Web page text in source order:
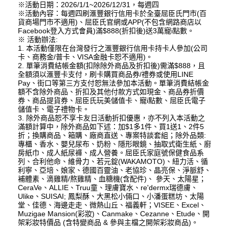
※活動日期：2026/1/1~2026/12/31，每週四
※活動內容：每週四刷滙豐銀行信用卡於全臺屈臣氏門市(百
貨商場門市不適用)、屈臣氏官網或APP(不包含網路商店以
Facebook登入方式會員)滿$888(折扣後)送3萬寵i點數。
※ 活動辦法:
1. 本活動僅限在台灣發行之滙豐銀行信用卡持卡人參加(公司
卡、商務金/普卡、VISA金融卡恕不適用)。
2. 單筆消費結帳金額(扣除除外商品及折扣後)需滿$888，且
全額須以滙豐卡支付，刷卡購買商品券/禮券或使用LINE
Pay、街口等第三方支付恕無法參加本活動。單筆消費結帳金
額不含除外商品、折扣及其他付款方式如現金、商品券折價
券、商品提貨券、屈臣氏玩美儲值卡、寵i點數、屈臣氏電子
儲值卡、電子禮物卡。
3. 除外商品恕不享卡友日活動折扣優惠，亦不列入本活動之
滿額計算中，除外商品如下述：加$1多1件、買1送1、2件5
折；換購商品、箱購、廠商直送、專案特談套組；除外品類:
專櫃、香水、嬰兒尿布、奶粉、隱形眼鏡、抽取式衛生紙、廚
房紙巾、成人紙尿褲、成人營養。屈臣氏家庭號保健食品系
列、合利他命、維骨力、若元錠(WAKAMOTO)、紐力活、循
利寧、亞培、娘家、德國百靈油、老協珍、晶亮保、淨脈舒、
補體素、滴雞精/熬雞精、血糖機(含配件)、 參天、太陽星；
CeraVe、ALLIE、Truu童、理膚寶水、re'dermx瑞德膚、
Ulike、SUISAI; 鳳梨酥、大黑松小倆口、小潘蛋糕坊、太陽
堂、佳德、海邊走走、微熱山丘、福義軒；VISEE、Excel、
Muzigae Mansion(彩妝)、Canmake、Cezanne、Etude、開
架彩妝特價品 (含特變商品 & 參與主檔之開架彩妝商品)。